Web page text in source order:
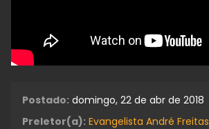
Postado: domingo, 22 de abr de 2018
Preletor(a): Evangelista André Freitas